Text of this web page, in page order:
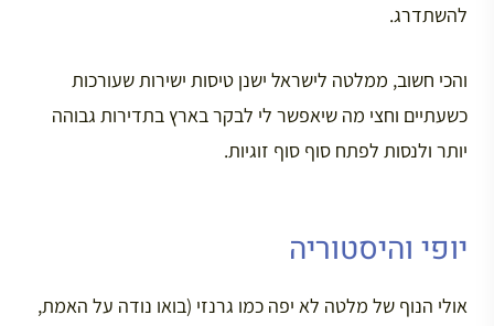
להשתדרג.
והכי חשוב, ממלטה לישראל ישנן טיסות ישירות שעורכות
כשעתיים וחצי מה שיאפשר לי לבקר בארץ בתדירות גבוהה
יותר ולנסות לפתח סוף סוף זוגיות.
יופי והיסטוריה
אולי הנוף של מלטה לא יפה כמו גרנזי (בואו נודה על האמת,